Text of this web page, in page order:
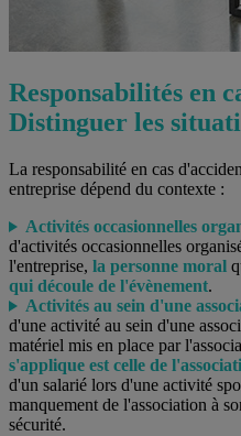
Responsabilités en
Distinguer les
La responsabilité en cas
entreprise dépend du contexte :
Activités occasionnelles
d'activités occasionnelles
l'entreprise, la personne moral
qui découle de l'évènement.
Activités au sein d'une
d'une activité au sein d'une
matériel mis en place par
s'applique est celle de
d'un salarié lors d'une activité
manquement de l'association à
sécurité.